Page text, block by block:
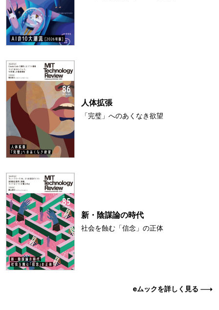
人体拡張
「完璧」へのあくなき欲望
新・陰謀論の時代
社会を蝕む「信念」の正体
eムックを詳しく見る